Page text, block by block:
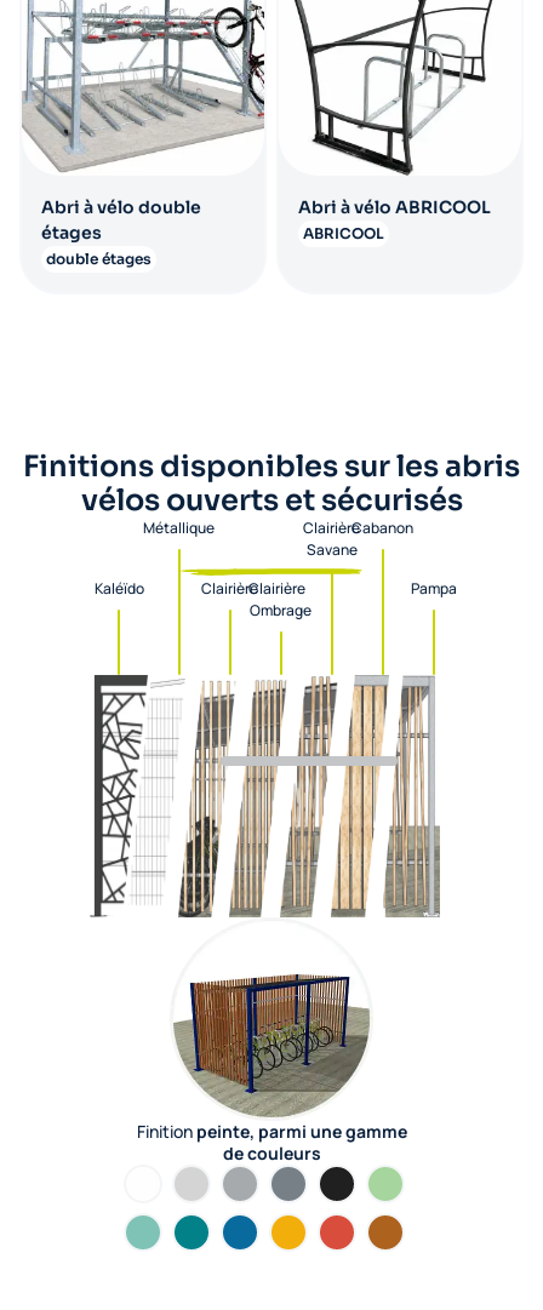
Abri à vélo double
étages
double étages
Abri à vélo ABRICOOL
ABRICOOL
Finitions disponibles sur les abris
vélos ouverts et sécurisés
Kaléïdo
Métallique
ClairièreClairière
Ombrage
Clairière
Savane
Cabanon
Pampa
Finition peinte, parmi une gamme
de couleurs